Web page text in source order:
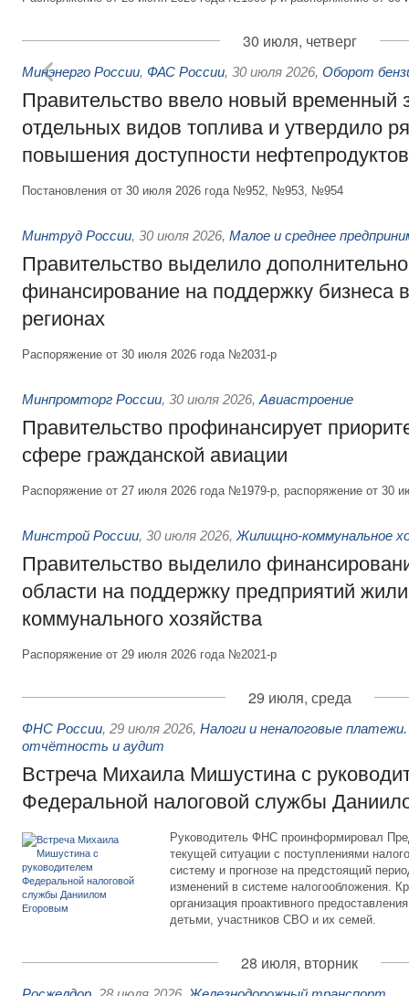
30 июля, четверг
Минэнерго России, ФАС России, 30 июля 2026, Оборот
Правительство ввело новый временный
отдельных видов топлива и утвердило
повышения доступности нефтепродуктов
Постановления от 30 июля 2026 года №952, №953, №954
Минтруд России, 30 июля 2026, Малое и среднее
Правительство выделило
финансирование на поддержку бизнеса
регионах
Распоряжение от 30 июля 2026 года №2031-р
Минпромторг России, 30 июля 2026, Авиастроение
Правительство профинансирует
сфере гражданской авиации
Распоряжение от 27 июля 2026 года №1979-р, распоряжение от 30
Минстрой России, 30 июля 2026, Жилищно-коммунальное
Правительство выделило
области на поддержку предприятий
коммунального хозяйства
Распоряжение от 29 июля 2026 года №2021-р
29 июля, среда
ФНС России, 29 июля 2026, Налоги и неналоговые
отчётность и аудит
Встреча Михаила Мишустина с
Федеральной налоговой службы
Руководитель ФНС проинформировал
текущей ситуации с поступлениями
систему и прогнозе на предстоящий
изменений в системе налогообложения.
организация проактивного
детьми, участников СВО и их семей.
28 июля, вторник